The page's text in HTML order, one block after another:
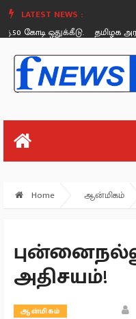
LATEST NEWS :
கோடி ஒதுக்கீடு.
தமிழக அரசு
Saturday, August 26
Home ஆன்மிகம்
அதிசயம்!
ஆன்மிகம்